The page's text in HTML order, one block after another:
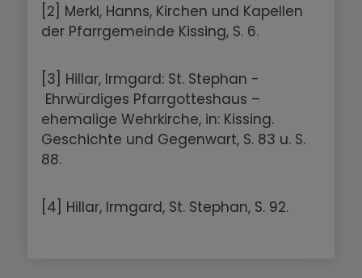
[2] Merkl, Hanns, Kirchen und Kapellen
der Pfarrgemeinde Kissing, S. 6.
[3] Hillar, Irmgard: St. Stephan -
Ehrwürdiges Pfarrgotteshaus –
ehemalige Wehrkirche, in: Kissing.
Geschichte und Gegenwart, S. 83 u. S.
88.
[4] Hillar, Irmgard, St. Stephan, S. 92.